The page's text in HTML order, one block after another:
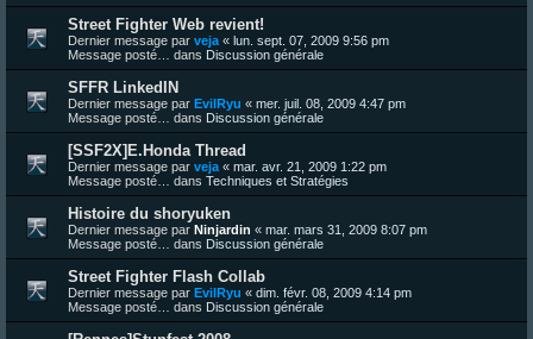
Street Fighter Web revient!
Dernier message par veja « lun. sept. 07, 2009 9:56 pm
Message posté… dans Discussion générale
SFFR LinkedIN
Dernier message par EvilRyu « mer. juil. 08, 2009 4:47 pm
Message posté… dans Discussion générale
[SSF2X]E.Honda Thread
Dernier message par veja « mar. avr. 21, 2009 1:22 pm
Message posté… dans Techniques et Stratégies
Histoire du shoryuken
Dernier message par Ninjardin « mar. mars 31, 2009 8:07 pm
Message posté… dans Discussion générale
Street Fighter Flash Collab
Dernier message par EvilRyu « dim. févr. 08, 2009 4:14 pm
Message posté… dans Discussion générale